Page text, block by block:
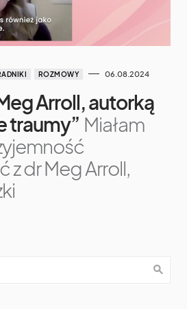
ROZMOWY 06.08.2024
Arroll, autorką
traumy” Miałam
z dr Meg Arroll,